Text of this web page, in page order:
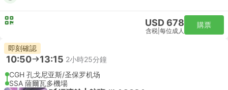
USD 678
含税 每位成人
購票
即刻確認
10:50 13:15 2小時25分鐘
CGH 孔戈尼亚斯/圣保罗机场
SSA 薩爾瓦多機場